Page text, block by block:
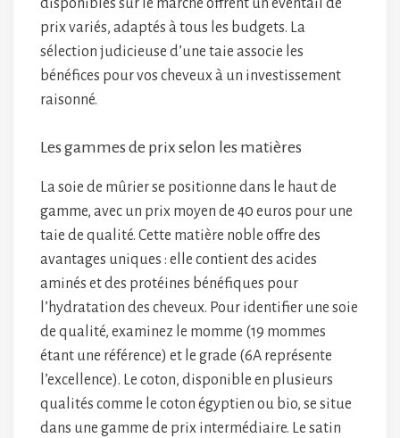
prix variés, adaptés à tous les budgets. La
sélection judicieuse d’une taie associe les
bénéfices pour vos cheveux à un investissement
raisonné.
Les gammes de prix selon les matières
La soie de mûrier se positionne dans le haut de
gamme, avec un prix moyen de 40 euros pour une
taie de qualité. Cette matière noble offre des
avantages uniques : elle contient des acides
aminés et des protéines bénéfiques pour
l’hydratation des cheveux. Pour identifier une soie
de qualité, examinez le momme (19 mommes
étant une référence) et le grade (6A représente
l’excellence). Le coton, disponible en plusieurs
qualités comme le coton égyptien ou bio, se situe
dans une gamme de prix intermédiaire. Le satin